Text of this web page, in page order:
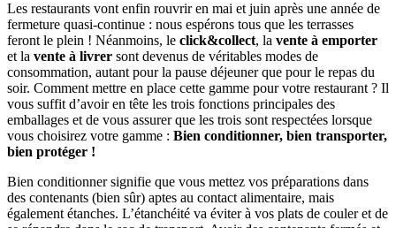
Les restaurants vont enfin rouvrir en mai et juin après une année de
fermeture quasi-continue : nous espérons tous que les terrasses
feront le plein ! Néanmoins, le click&collect, la vente à emporter
et la vente à livrer sont devenus de véritables modes de
consommation, autant pour la pause déjeuner que pour le repas du
soir. Comment mettre en place cette gamme pour votre restaurant ? Il
vous suffit d’avoir en tête les trois fonctions principales des
emballages et de vous assurer que les trois sont respectées lorsque
vous choisirez votre gamme : Bien conditionner, bien transporter,
bien protéger !
Bien conditionner signifie que vous mettez vos préparations dans
des contenants (bien sûr) aptes au contact alimentaire, mais
également étanches. L’étanchéité va éviter à vos plats de couler et de